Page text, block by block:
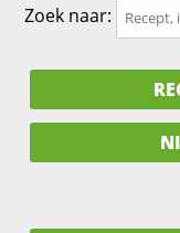
Zoek naar: